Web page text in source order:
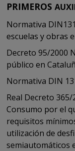
PRIMEROS
Normativa
escuelas y obras
Decreto 95/2000
público en
Normativa DIN
Real Decreto
Consumo por el
requisitos
utilización de
semiautomáticos